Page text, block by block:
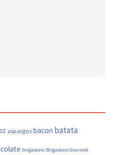
aspargos bacon batata
brigadeiro Brigadeiro Gourmet